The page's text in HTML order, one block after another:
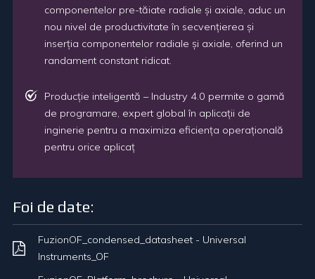
componentelor pre-tăiate radiale și axiale, aduc un
nou nivel de productivitate în secvențierea și
inserția componentelor radiale și axiale, oferind un
randament constant ridicat.
Producție inteligentă – Industry 4.0 permite o gamă
de programare, expert global în aplicații de
inginerie pentru a maximiza eficiența operațională
pentru orice aplicaț
Foi de date:
FuzionOF_condensed_datasheet - Universal
Instruments_OF